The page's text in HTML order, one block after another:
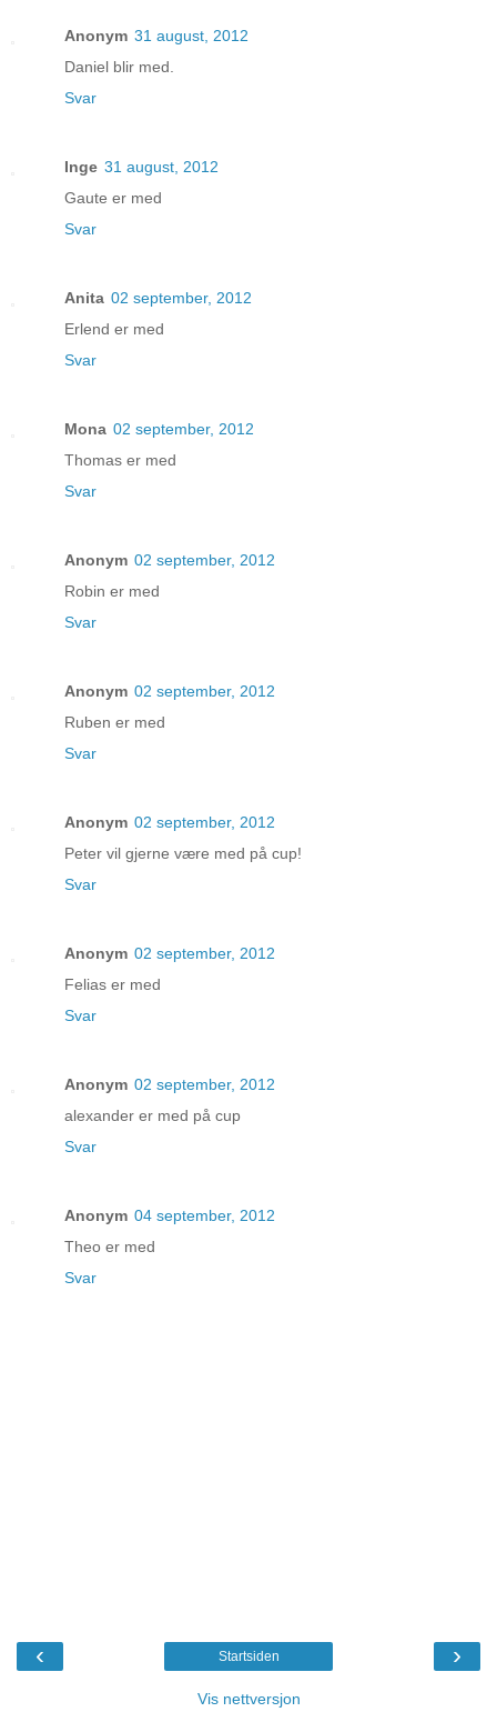
Anonym 31 august, 2012
Daniel blir med.
Svar
Inge 31 august, 2012
Gaute er med
Svar
Anita 02 september, 2012
Erlend er med
Svar
Mona 02 september, 2012
Thomas er med
Svar
Anonym 02 september, 2012
Robin er med
Svar
Anonym 02 september, 2012
Ruben er med
Svar
Anonym 02 september, 2012
Peter vil gjerne være med på cup!
Svar
Anonym 02 september, 2012
Felias er med
Svar
Anonym 02 september, 2012
alexander er med på cup
Svar
Anonym 04 september, 2012
Theo er med
Svar
‹ ›
Startsiden
Vis nettversjon